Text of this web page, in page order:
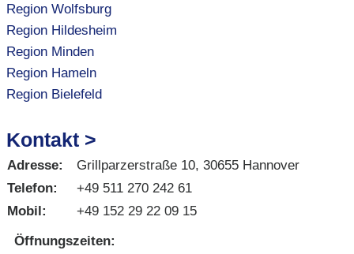
Region Wolfsburg
Region Hildesheim
Region Minden
Region Hameln
Region Bielefeld
Kontakt >
Adresse:
Grillparzerstraße 10, 30655 Hannover
Telefon:
+49 511 270 242 61
Mobil:
+49 152 29 22 09 15
Öffnungszeiten: